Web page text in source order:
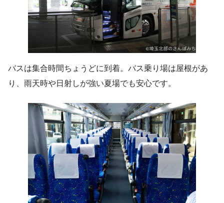
バスは集合時間ちょうどに到着。バス乗り場は屋根があ
り、雨天時や日射しが強い夏場でも安心です。